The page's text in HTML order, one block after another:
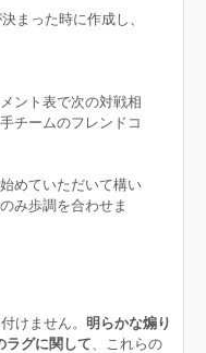
まった時に作成し、
ント表で次の対戦相
チームのフレンドコ
めていただいて構い
み歩調を合わせま
けません。 明らかな煽り
ラグに関して 、これらの